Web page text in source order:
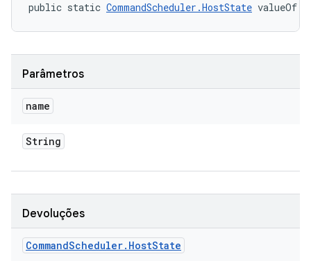
public static CommandScheduler.HostState valueOf
Parâmetros
name
String
Devoluções
CommandScheduler. HostState